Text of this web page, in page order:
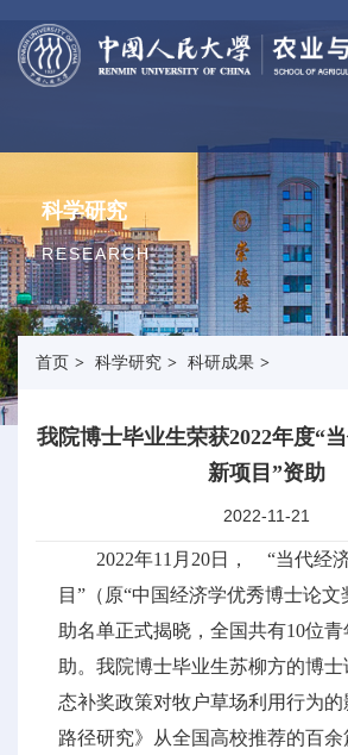
科学研究
RESEARCH
首页 > 科学研究 > 科研成果 >
我院博士毕业生荣获2022年度“
新项目”资助
2022-11-21
2022年11月20日， “当代经
目”（原“中国经济学优秀博士论文
助名单正式揭晓，全国共有10位
助。我院博士毕业生苏柳方的博
态补奖政策对牧户草场利用行为
路径研究》从全国高校推荐的百余